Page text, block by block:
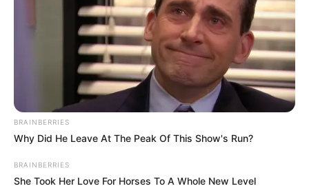
BRAINBERRIES
Why Did He Leave At The Peak Of This Show's Run?
BRAINBERRIES
She Took Her Love For Horses To A Whole New Level